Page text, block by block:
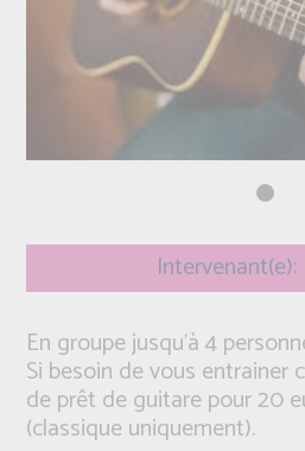
En groupe jusqu'à 4
Si besoin de vous entrainer
de prêt de guitare pour 20
(classique uniquement).